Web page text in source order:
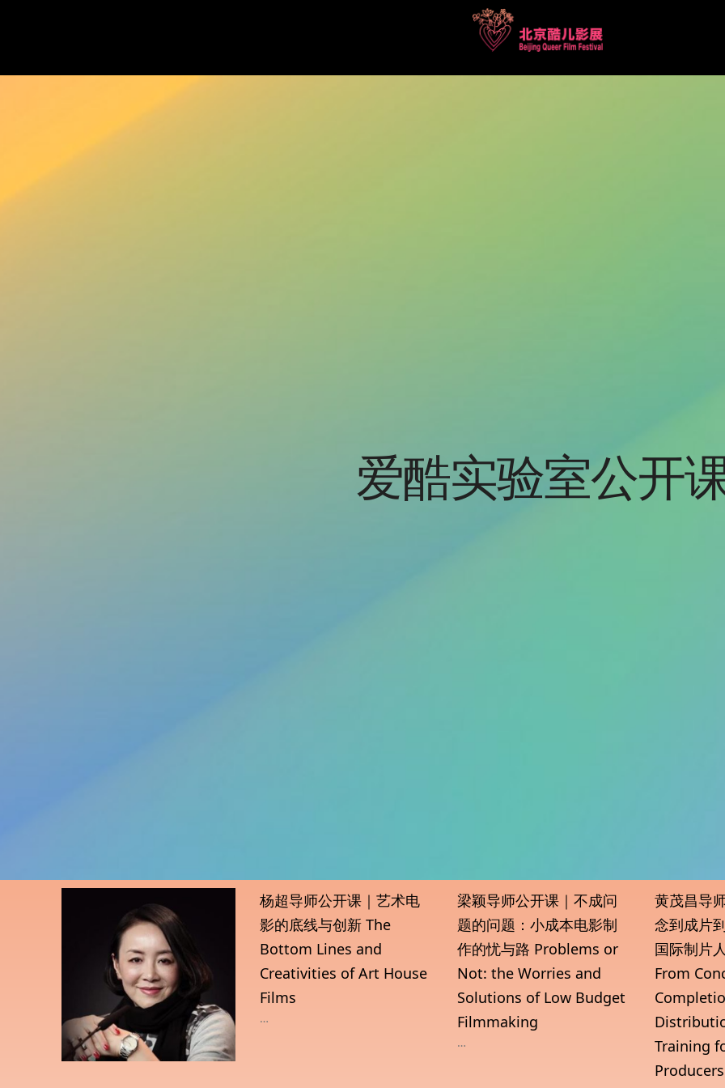
爱酷实验室公开
杨超导师公开课｜艺术电
影的底线与创新 The
Bottom Lines and
Creativities of Art House
Films
…
梁颖导师公开课｜不成问
题的问题：小成本电影制
作的忧与路 Problems or
Not: the Worries and
Solutions of Low Budget
Filmmaking
…
黄茂昌导
念到成片
国际制片
From
Training
Producers